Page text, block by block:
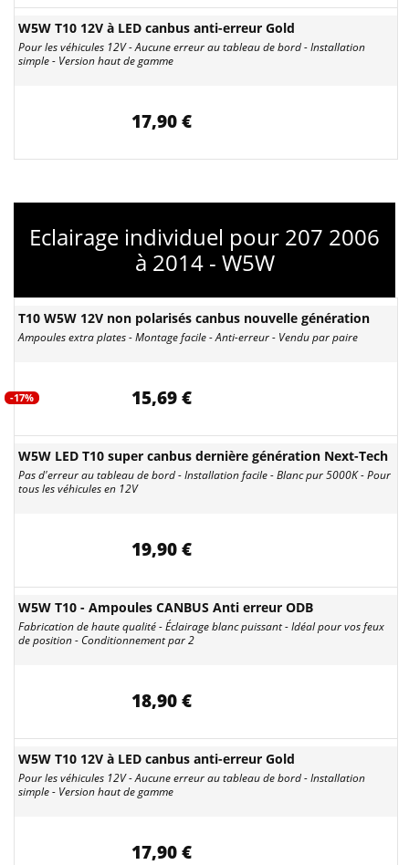
W5W T10 12V à LED canbus anti-erreur Gold
Pour les véhicules 12V - Aucune erreur au tableau de bord - Installation
simple - Version haut de gamme
17,90 €
Eclairage individuel pour 207 2006
à 2014 - W5W
T10 W5W 12V non polarisés canbus nouvelle génération
Ampoules extra plates - Montage facile - Anti-erreur - Vendu par paire
-17% 15,69 €
W5W LED T10 super canbus dernière génération Next-Tech
Pas d'erreur au tableau de bord - Installation facile - Blanc pur 5000K - Pour
tous les véhicules en 12V
19,90 €
W5W T10 - Ampoules CANBUS Anti erreur ODB
Fabrication de haute qualité - Éclairage blanc puissant - Idéal pour vos feux
de position - Conditionnement par 2
18,90 €
W5W T10 12V à LED canbus anti-erreur Gold
Pour les véhicules 12V - Aucune erreur au tableau de bord - Installation
simple - Version haut de gamme
17,90 €